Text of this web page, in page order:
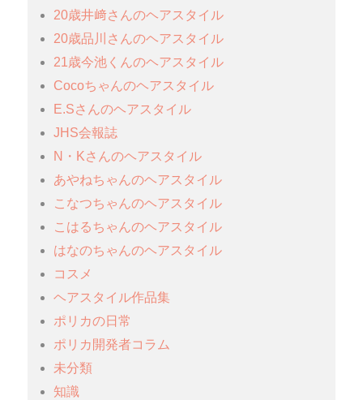
20歳井﨑さんのヘアスタイル
20歳品川さんのヘアスタイル
21歳今池くんのヘアスタイル
Cocoちゃんのヘアスタイル
E.Sさんのヘアスタイル
JHS会報誌
N・Kさんのヘアスタイル
あやねちゃんのヘアスタイル
こなつちゃんのヘアスタイル
こはるちゃんのヘアスタイル
はなのちゃんのヘアスタイル
コスメ
ヘアスタイル作品集
ポリカの日常
ポリカ開発者コラム
未分類
知識